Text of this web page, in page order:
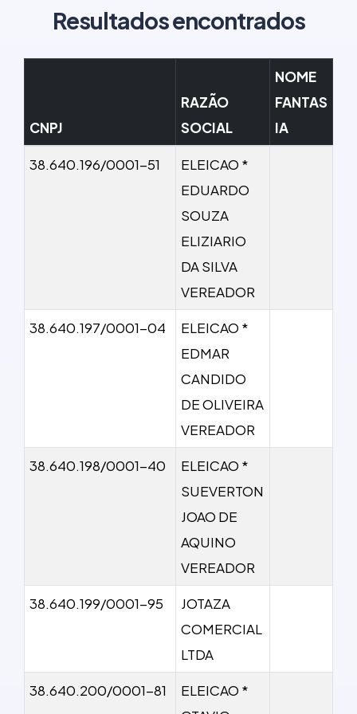
Resultados encontrados
CNPJ
RAZÃO
SOCIAL
NOME
FANTAS
IA
38.640.196/0001-51
ELEICAO *
EDUARDO
SOUZA
ELIZIARIO
DA SILVA
VEREADOR
38.640.197/0001-04
ELEICAO *
EDMAR
CANDIDO
DE OLIVEIRA
VEREADOR
38.640.198/0001-40
ELEICAO *
SUEVERTON
JOAO DE
AQUINO
VEREADOR
38.640.199/0001-95
JOTAZA
COMERCIAL
LTDA
38.640.200/0001-81
ELEICAO *